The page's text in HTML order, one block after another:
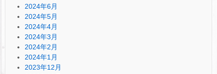
2024年6月
2024年5月
2024年4月
2024年3月
2024年2月
2024年1月
2023年12月